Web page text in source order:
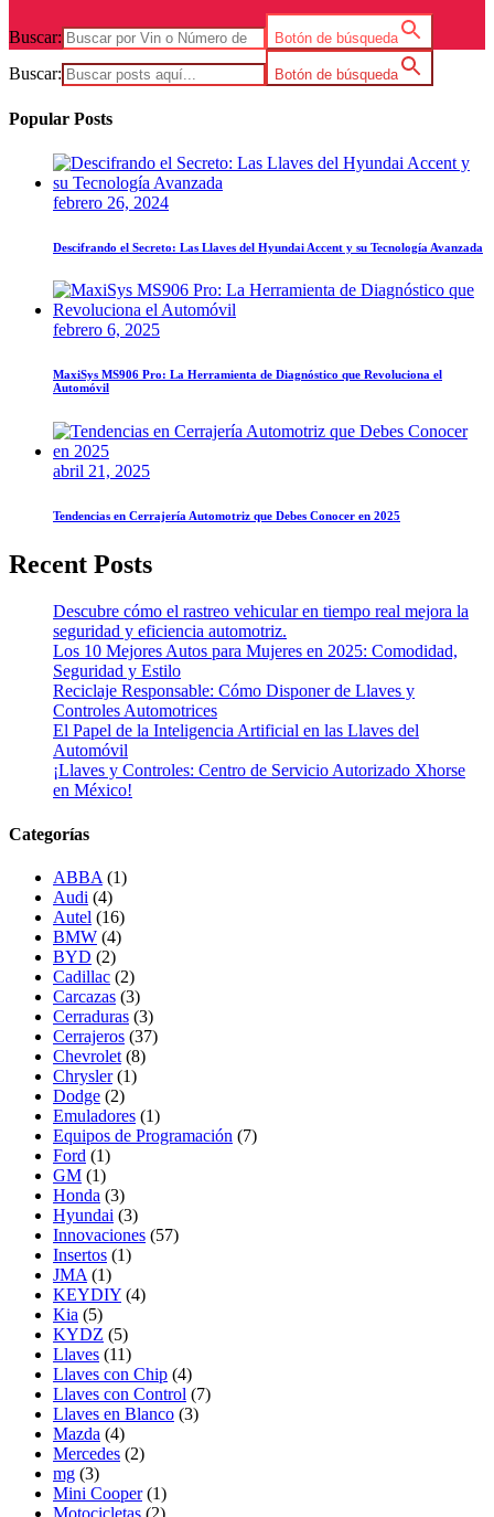
Buscar: Botón de búsqueda
Buscar: Botón de búsqueda
Popular Posts
febrero 26, 2024
Descifrando el Secreto: Las Llaves del Hyundai Accent y su Tecnología Avanzada
febrero 6, 2025
MaxiSys MS906 Pro: La Herramienta de Diagnóstico que Revoluciona el
Automóvil
abril 21, 2025
Tendencias en Cerrajería Automotriz que Debes Conocer en 2025
Recent Posts
Descubre cómo el rastreo vehicular en tiempo real mejora la
seguridad y eficiencia automotriz.
Los 10 Mejores Autos para Mujeres en 2025: Comodidad,
Seguridad y Estilo
Reciclaje Responsable: Cómo Disponer de Llaves y
Controles Automotrices
El Papel de la Inteligencia Artificial en las Llaves del
Automóvil
¡Llaves y Controles: Centro de Servicio Autorizado Xhorse
en México!
Categorías
ABBA (1)
Audi (4)
Autel (16)
BMW (4)
BYD (2)
Cadillac (2)
Carcazas (3)
Cerraduras (3)
Cerrajeros (37)
Chevrolet (8)
Chrysler (1)
Dodge (2)
Emuladores (1)
Equipos de Programación (7)
Ford (1)
GM (1)
Honda (3)
Hyundai (3)
Innovaciones (57)
Insertos (1)
JMA (1)
KEYDIY (4)
Kia (5)
KYDZ (5)
Llaves (11)
Llaves con Chip (4)
Llaves con Control (7)
Llaves en Blanco (3)
Mazda (4)
Mercedes (2)
mg (3)
Mini Cooper (1)
Motocicletas (2)